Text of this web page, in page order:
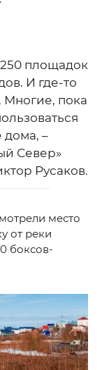
площадок
И где-то
Многие, пока
дома, –
Север»
Русаков.
место
от реки
боксов-